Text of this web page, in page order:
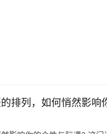
排列，如何悄然影响